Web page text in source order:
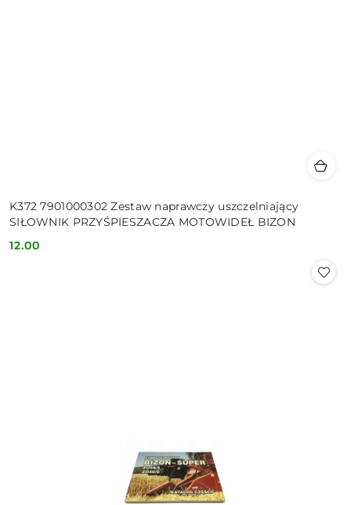
K372 7901000302 Zestaw naprawczy uszczelniający
SIŁOWNIK PRZYŚPIESZACZA MOTOWIDEŁ BIZON
Cena:
12.00